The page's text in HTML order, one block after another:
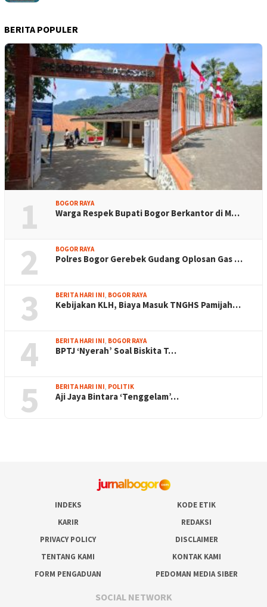
BERITA POPULER
1 BOGOR RAYA
Warga Respek Bupati Bogor Berkantor di M…
2 BOGOR RAYA
Polres Bogor Gerebek Gudang Oplosan Gas …
3 BERITA HARI INI BOGOR RAYA
Kebijakan KLH, Biaya Masuk TNGHS Pamijah…
4 BERITA HARI INI BOGOR RAYA
BPTJ ‘Nyerah’ Soal Biskita T…
5 BERITA HARI INI POLITIK
Aji Jaya Bintara ‘Tenggelam’…
INDEKS
KODE ETIK
KARIR
REDAKSI
PRIVACY POLICY
DISCLAIMER
TENTANG KAMI
KONTAK KAMI
FORM PENGADUAN
PEDOMAN MEDIA SIBER
SOCIAL NETWORK